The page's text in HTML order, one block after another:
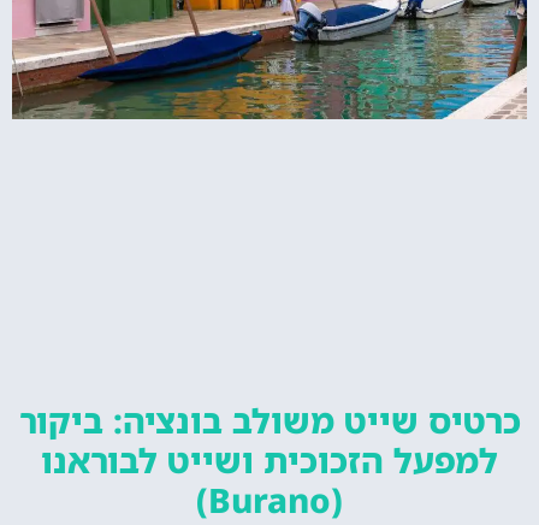
כרטיס שייט משולב בונציה: ביקור
למפעל הזכוכית ושייט לבוראנו
(Burano)